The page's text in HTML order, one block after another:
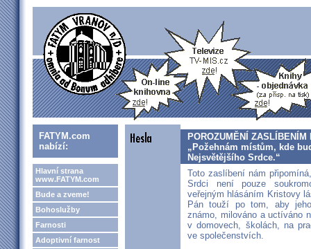
FATYM.com
nabízí:
Hlavní strana
www.FATYM.com
Bude a zveme!
Bohoslužby
Farnosti
Adoptivní farnost
POROZUMĚNÍ
„Požehnám místům, kde
Nejsvětějšího Srdce.“
Toto zaslíbení nám
Srdci není pouze
veřejným hlásáním Kristovy
Pán touží po tom, aby
známo, milováno a uctíváno
v domovech, školách, na
ve společenstvích.